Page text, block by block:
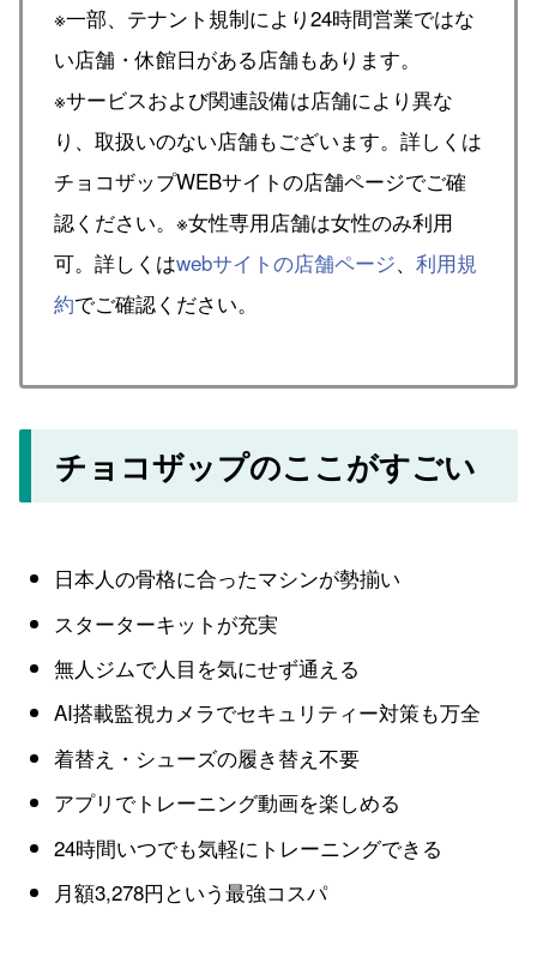
※一部、テナント規制により24時間営業ではな
い店舗・休館日がある店舗もあります。
※サービスおよび関連設備は店舗により異な
り、取扱いのない店舗もございます。詳しくは
チョコザップWEBサイトの店舗ページでご確
認ください。※女性専用店舗は女性のみ利用
可。詳しくはwebサイトの店舗ページ、 利用規
約でご確認ください。
チョコザップのここがすごい
日本人の骨格に合ったマシンが勢揃い
スターターキットが充実
無人ジムで人目を気にせず通える
AI搭載監視カメラでセキュリティー対策も万全
着替え・シューズの履き替え不要
アプリでトレーニング動画を楽しめる
24時間いつでも気軽にトレーニングできる
月額3,278円という最強コスパ